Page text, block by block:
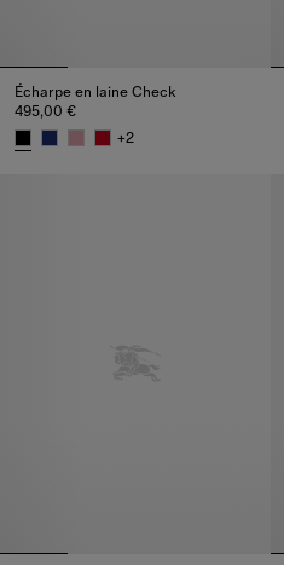
Écharpe en laine Check
495,00 €
+2